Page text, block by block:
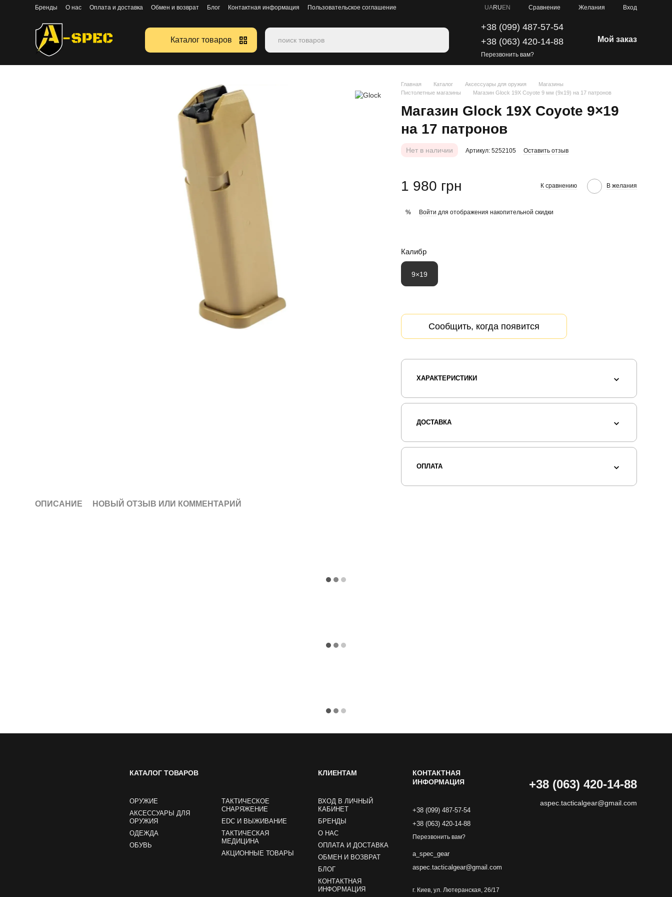
Перейти к основному контенту
Бренды О нас Оплата и доставка Обмен и возврат Блог Контактная информация
Пользовательское соглашение
UARU EN Сравнение Желания Вход
Каталог товаров
+38 (099) 487-57-54
+38 (063) 420-14-88
Перезвонить вам?
Мой заказ
Главная Каталог Аксессуары для оружия
Магазины
Пистолетные магазины
Магазин Glock 19X Coyote 9 мм (9х19) на 17 патронов
Магазин Glock 19X Coyote 9×19
на 17 патронов
Нет в наличии Артикул: 5252105 Оставить отзыв
1 980 грн К сравнению В желания
% Войти для отображения накопительной скидки
Калибр
9×19
Сообщить, когда появится
ХАРАКТЕРИСТИКИ
ДОСТАВКА
ОПЛАТА
ОПИСАНИЕ НОВЫЙ ОТЗЫВ ИЛИ КОММЕНТАРИЙ
КАТАЛОГ ТОВАРОВ
ОРУЖИЕ
АКСЕССУАРЫ ДЛЯ
ОРУЖИЯ
ОДЕЖДА
ОБУВЬ
ТАКТИЧЕСКОЕ
СНАРЯЖЕНИЕ
EDC И ВЫЖИВАНИЕ
ТАКТИЧЕСКАЯ
МЕДИЦИНА
АКЦИОННЫЕ ТОВАРЫ
КЛИЕНТАМ
ВХОД В ЛИЧНЫЙ
КАБИНЕТ
БРЕНДЫ
О НАС
ОПЛАТА И ДОСТАВКА
ОБМЕН И ВОЗВРАТ
БЛОГ
КОНТАКТНАЯ
ИНФОРМАЦИЯ
КОНТАКТНАЯ
ИНФОРМАЦИЯ
+38 (099) 487-57-54
+38 (063) 420-14-88
Перезвонить вам?
a_spec_gear
aspec.tacticalgear@gmail.com
г. Киев, ул. Лютеранская, 26/17
+38 (063) 420-14-88
aspec.tacticalgear@gmail.com